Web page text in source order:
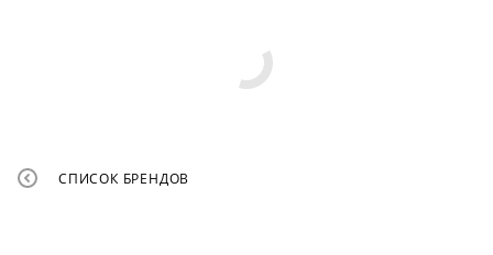
СПИСОК БРЕНДОВ